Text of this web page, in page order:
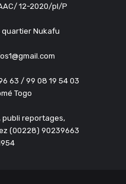
12-2020/pl/P
quartier Nukafu
63 / 99 08 19 54 03
Togo
reportages,
(00228) 90239663